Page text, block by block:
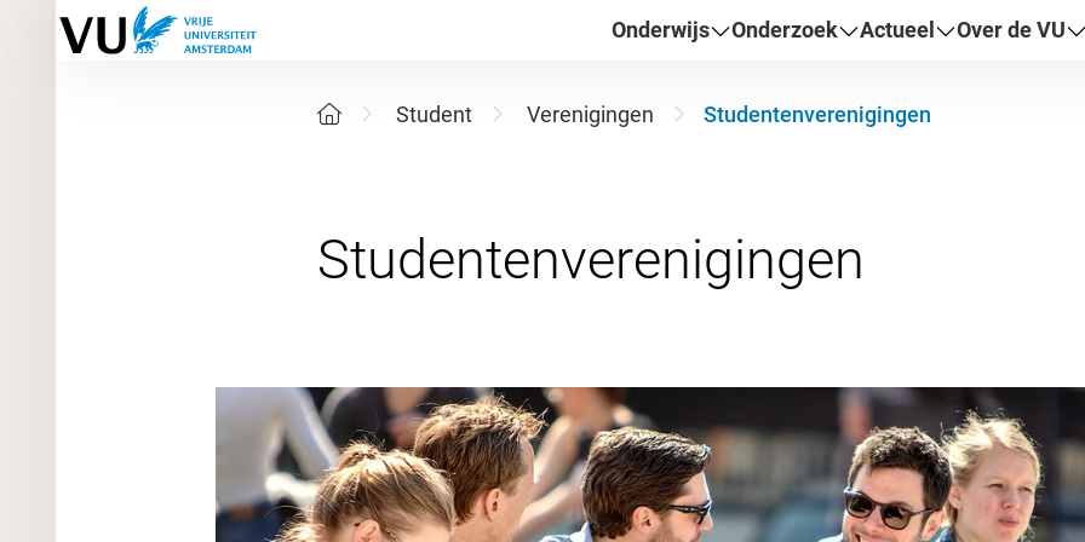
Onderwijs Onderzoek Actueel Over de VU
Student Verenigingen Studentenverenigingen